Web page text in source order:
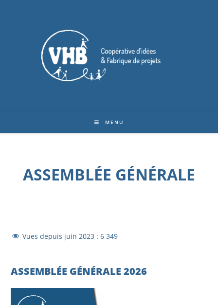
MENU
ASSEMBLÉE GÉNÉRALE
Vues depuis juin 2023 : 6 349
ASSEMBLÉE GÉNÉRALE 2026